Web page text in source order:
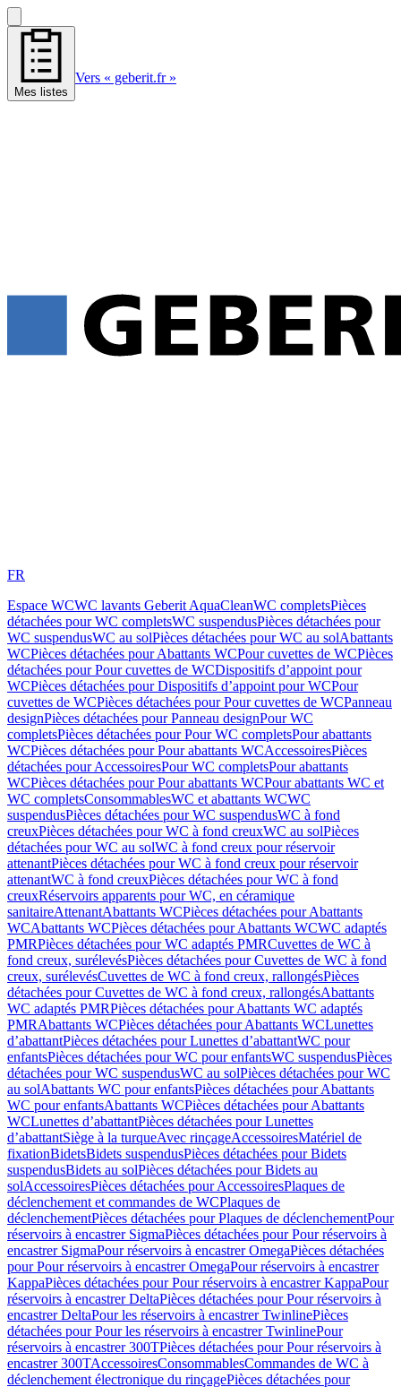
Mes listes
Vers « geberit.fr »
FR
Espace WCWC lavants Geberit AquaCleanWC completsPièces
détachées pour WC completsWC suspendusPièces détachées pour
WC suspendusWC au solPièces détachées pour WC au solAbattants
WCPièces détachées pour Abattants WCPour cuvettes de WCPièces
détachées pour Pour cuvettes de WCDispositifs d’appoint pour
WCPièces détachées pour Dispositifs d’appoint pour WCPour
cuvettes de WCPièces détachées pour Pour cuvettes de WCPanneau
designPièces détachées pour Panneau designPour WC
completsPièces détachées pour Pour WC completsPour abattants
WCPièces détachées pour Pour abattants WCAccessoiresPièces
détachées pour AccessoiresPour WC completsPour abattants
WCPièces détachées pour Pour abattants WCPour abattants WC et
WC completsConsommablesWC et abattants WCWC
suspendusPièces détachées pour WC suspendusWC à fond
creuxPièces détachées pour WC à fond creuxWC au solPièces
détachées pour WC au solWC à fond creux pour réservoir
attenantPièces détachées pour WC à fond creux pour réservoir
attenantWC à fond creuxPièces détachées pour WC à fond
creuxRéservoirs apparents pour WC, en céramique
sanitaireAttenantAbattants WCPièces détachées pour Abattants
WCAbattants WCPièces détachées pour Abattants WCWC adaptés
PMRPièces détachées pour WC adaptés PMRCuvettes de WC à
fond creux, surélevésPièces détachées pour Cuvettes de WC à fond
creux, surélevésCuvettes de WC à fond creux, rallongésPièces
détachées pour Cuvettes de WC à fond creux, rallongésAbattants
WC adaptés PMRPièces détachées pour Abattants WC adaptés
PMRAbattants WCPièces détachées pour Abattants WCLunettes
d’abattantPièces détachées pour Lunettes d’abattantWC pour
enfantsPièces détachées pour WC pour enfantsWC suspendusPièces
détachées pour WC suspendusWC au solPièces détachées pour WC
au solAbattants WC pour enfantsPièces détachées pour Abattants
WC pour enfantsAbattants WCPièces détachées pour Abattants
WCLunettes d’abattantPièces détachées pour Lunettes
d’abattantSiège à la turqueAvec rinçageAccessoiresMatériel de
fixationBidetsBidets suspendusPièces détachées pour Bidets
suspendusBidets au solPièces détachées pour Bidets au
solAccessoiresPièces détachées pour AccessoiresPlaques de
déclenchement et commandes de WCPlaques de
déclenchementPièces détachées pour Plaques de déclenchementPour
réservoirs à encastrer SigmaPièces détachées pour Pour réservoirs à
encastrer SigmaPour réservoirs à encastrer OmegaPièces détachées
pour Pour réservoirs à encastrer OmegaPour réservoirs à encastrer
KappaPièces détachées pour Pour réservoirs à encastrer KappaPour
réservoirs à encastrer DeltaPièces détachées pour Pour réservoirs à
encastrer DeltaPour les réservoirs à encastrer TwinlinePièces
détachées pour Pour les réservoirs à encastrer TwinlinePour
réservoirs à encastrer 300TPièces détachées pour Pour réservoirs à
encastrer 300TAccessoiresConsommablesCommandes de WC à
déclenchement électronique du rinçagePièces détachées pour